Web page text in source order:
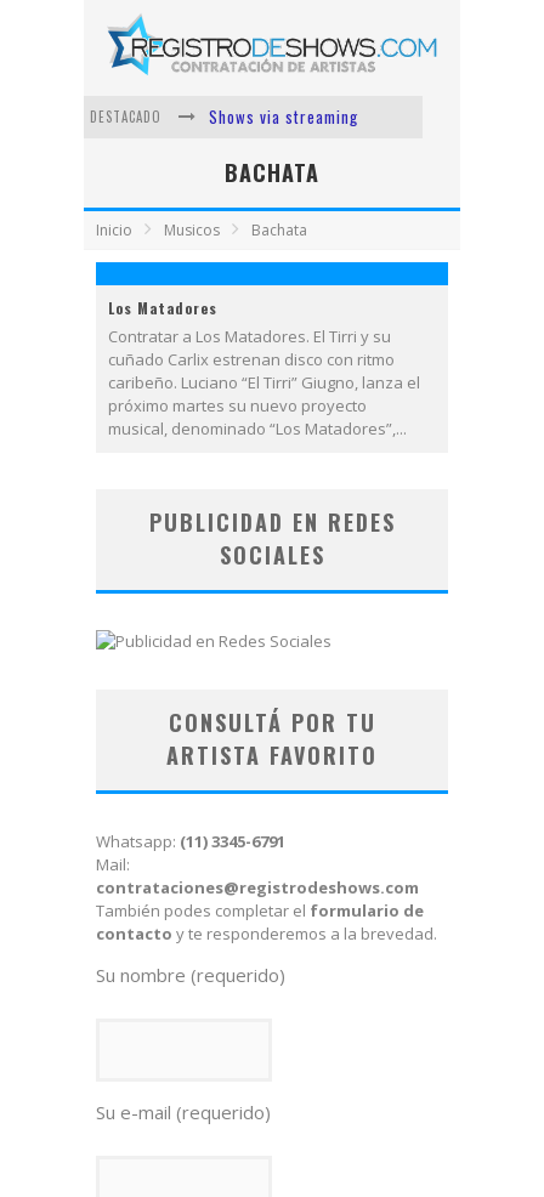
DESTACADO
Shows via streaming
Lit Killah
Nicki Nicole
Vi Em
Los Ángeles Azules
BACHATA
Inicio Musicos Bachata
Los Matadores
Contratar a Los Matadores. El Tirri y su
cuñado Carlix estrenan disco con ritmo
caribeño. Luciano “El Tirri” Giugno, lanza el
próximo martes su nuevo proyecto
musical, denominado “Los Matadores”,...
PUBLICIDAD EN REDES
SOCIALES
CONSULTÁ POR TU
ARTISTA FAVORITO
Whatsapp: (11) 3345-6791
Mail:
contrataciones@registrodeshows.com
También podes completar el formulario de
contacto y te responderemos a la brevedad.
Su nombre (requerido)
Su e-mail (requerido)